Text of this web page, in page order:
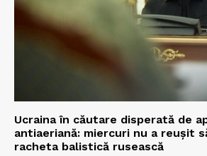
Ucraina în căutare disperată de
antiaeriană: miercuri nu a reușit
racheta balistică rusească